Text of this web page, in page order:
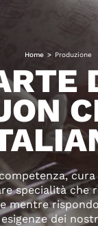
Home > Produzione
specialità che
mentre
dei